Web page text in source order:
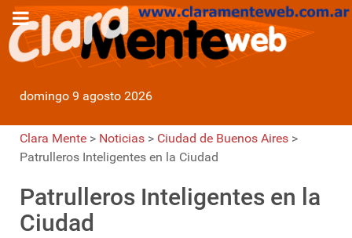
domingo 9 agosto 2026
Clara Mente > Noticias > Ciudad de Buenos Aires >
Patrulleros Inteligentes en la Ciudad
Patrulleros Inteligentes en la
Ciudad